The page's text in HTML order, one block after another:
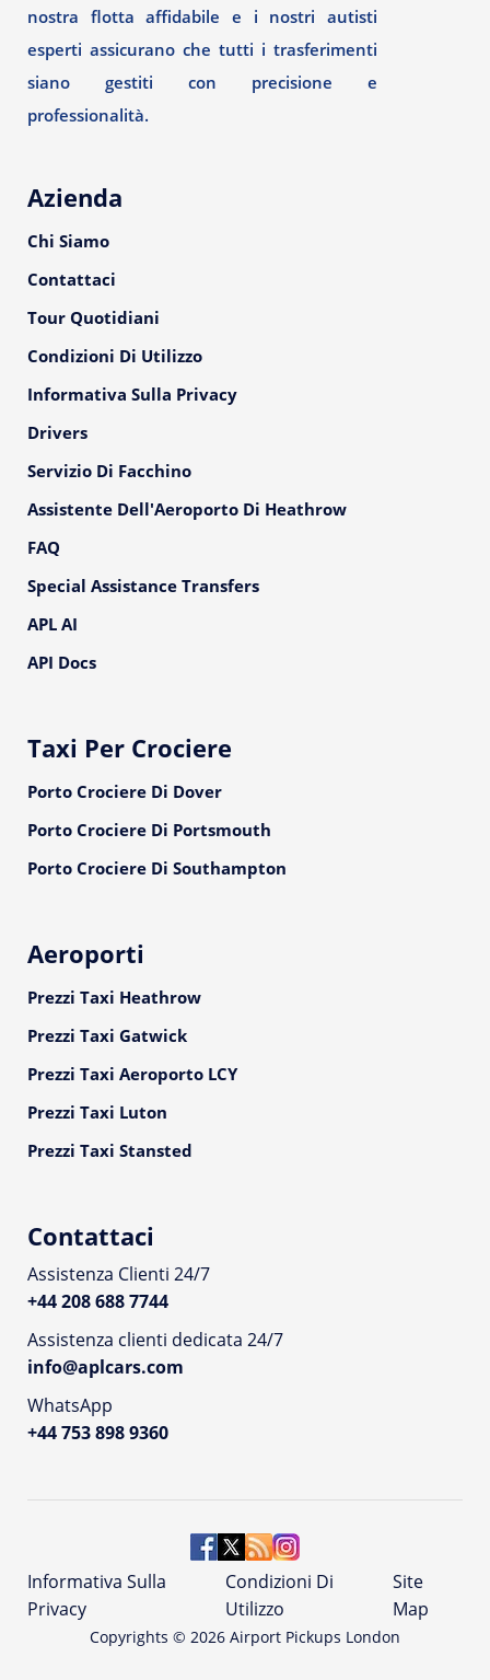
nostra flotta affidabile e i nostri autisti
esperti assicurano che tutti i trasferimenti
siano gestiti con precisione e
professionalità.
Azienda
Chi Siamo
Contattaci
Tour Quotidiani
Condizioni Di Utilizzo
Informativa Sulla Privacy
Drivers
Servizio Di Facchino
Assistente Dell'Aeroporto Di Heathrow
FAQ
Special Assistance Transfers
APL AI
API Docs
Taxi Per Crociere
Porto Crociere Di Dover
Porto Crociere Di Portsmouth
Porto Crociere Di Southampton
Aeroporti
Prezzi Taxi Heathrow
Prezzi Taxi Gatwick
Prezzi Taxi Aeroporto LCY
Prezzi Taxi Luton
Prezzi Taxi Stansted
Contattaci
Assistenza Clienti 24/7
+44 208 688 7744
Assistenza clienti dedicata 24/7
info@aplcars.com
WhatsApp
+44 753 898 9360
Copyrights © 2026 Airport Pickups London
Informativa Sulla
Privacy
Condizioni Di
Utilizzo
Site
Map